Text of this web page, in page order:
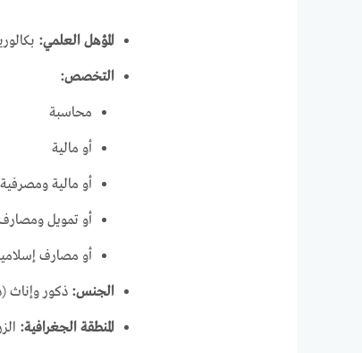
المؤهل العلمي:
التخصص:
محاسبة
أو مالية
أو مالية ومصرفية
أو تمويل
أو مصارف
الجنس: ذكور وإناث
المنطقة الجغرافية: